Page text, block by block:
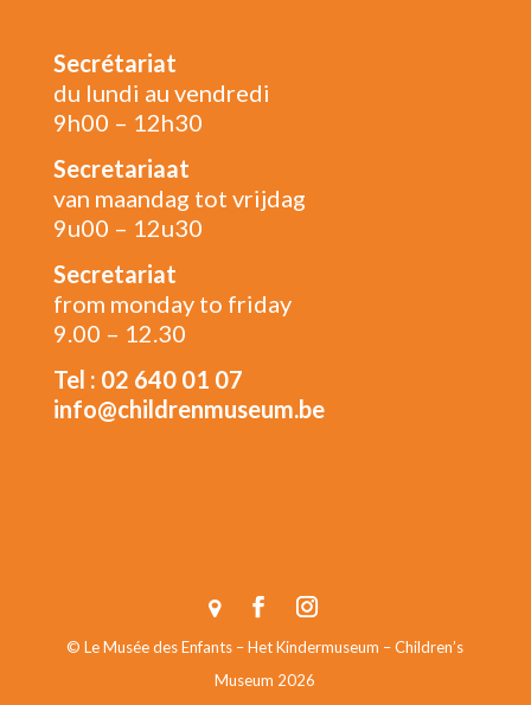
Secrétariat
du lundi au vendredi
9h00 – 12h30
Secretariaat
van maandag tot vrijdag
9u00 – 12u30
Secretariat
from monday to friday
9.00 – 12.30
Tel : 02 640 01 07
info@childrenmuseum.be
© Le Musée des Enfants – Het Kindermuseum – Children’s
Museum 2026